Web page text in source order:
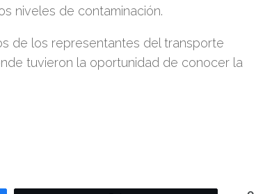
niveles de contaminación.
de los representantes del transporte
tuvieron la oportunidad de conocer la